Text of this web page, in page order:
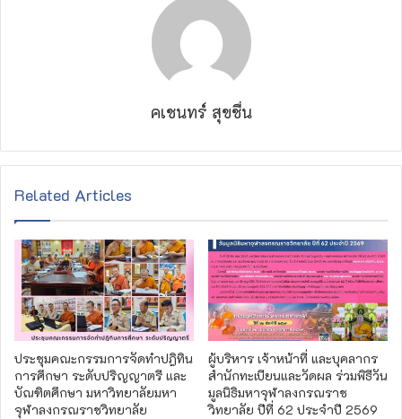
คเชนทร์ สุขชื่น
Related Articles
ประชุมคณะกรรมการจัดทำปฎิทิน
การศึกษา ระดับปริญญาตรี และ
บัณฑิตศึกษา มหาวิทยาลัยมหา
จุฬาลงกรณราชวิทยาลัย
ผู้บริหาร เจ้าหน้าที่ และบุคลากร
สำนักทะเบียนและวัดผล ร่วมพิธีวัน
มูลนิธิมหาจุฬาลงกรณราช
วิทยาลัย ปีที่ 62 ประจำปี 2569